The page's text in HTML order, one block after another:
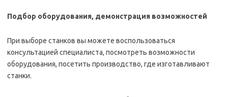
Подбор оборудования, демонстрация возможностей
При выборе станков вы можете воспользоваться
консультацией специалиста, посмотреть возможности
оборудования, посетить производство, где изготавливают
станки.